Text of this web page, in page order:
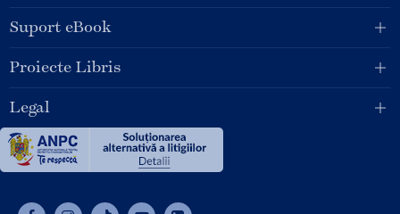
Suport eBook
Proiecte Libris
Legal